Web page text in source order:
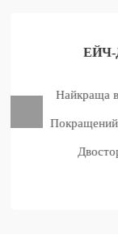
ЕЙЧ-
Найкраща в